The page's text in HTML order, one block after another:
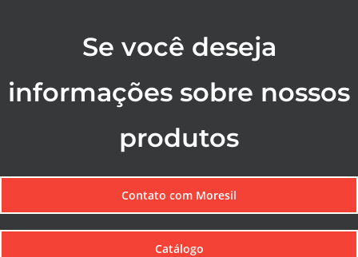
Se você deseja
informações sobre nossos
produtos
Contato com Moresil
Catálogo